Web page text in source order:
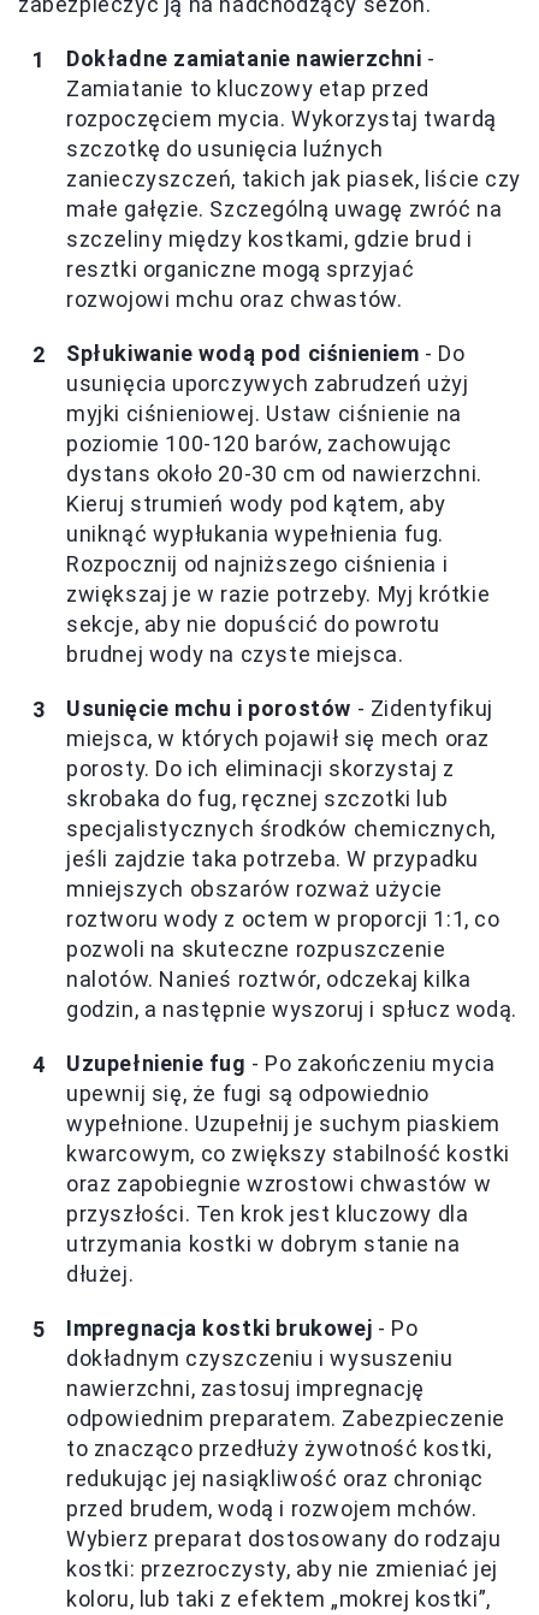
Dokładne zamiatanie nawierzchni -
Zamiatanie to kluczowy etap przed
rozpoczęciem mycia. Wykorzystaj twardą
szczotkę do usunięcia luźnych
zanieczyszczeń, takich jak piasek, liście czy
małe gałęzie. Szczególną uwagę zwróć na
szczeliny między kostkami, gdzie brud i
resztki organiczne mogą sprzyjać
rozwojowi mchu oraz chwastów.
Spłukiwanie wodą pod ciśnieniem - Do
usunięcia uporczywych zabrudzeń użyj
myjki ciśnieniowej. Ustaw ciśnienie na
poziomie 100-120 barów, zachowując
dystans około 20-30 cm od nawierzchni.
Kieruj strumień wody pod kątem, aby
uniknąć wypłukania wypełnienia fug.
Rozpocznij od najniższego ciśnienia i
zwiększaj je w razie potrzeby. Myj krótkie
sekcje, aby nie dopuścić do powrotu
brudnej wody na czyste miejsca.
Usunięcie mchu i porostów - Zidentyfikuj
miejsca, w których pojawił się mech oraz
porosty. Do ich eliminacji skorzystaj z
skrobaka do fug, ręcznej szczotki lub
specjalistycznych środków chemicznych,
jeśli zajdzie taka potrzeba. W przypadku
mniejszych obszarów rozważ użycie
roztworu wody z octem w proporcji 1:1, co
pozwoli na skuteczne rozpuszczenie
nalotów. Nanieś roztwór, odczekaj kilka
godzin, a następnie wyszoruj i spłucz wodą.
Uzupełnienie fug - Po zakończeniu mycia
upewnij się, że fugi są odpowiednio
wypełnione. Uzupełnij je suchym piaskiem
kwarcowym, co zwiększy stabilność kostki
oraz zapobiegnie wzrostowi chwastów w
przyszłości. Ten krok jest kluczowy dla
utrzymania kostki w dobrym stanie na
dłużej.
Impregnacja kostki brukowej - Po
dokładnym czyszczeniu i wysuszeniu
nawierzchni, zastosuj impregnację
odpowiednim preparatem. Zabezpieczenie
to znacząco przedłuży żywotność kostki,
redukując jej nasiąkliwość oraz chroniąc
przed brudem, wodą i rozwojem mchów.
Wybierz preparat dostosowany do rodzaju
kostki: przezroczysty, aby nie zmieniać jej
koloru, lub taki z efektem „mokrej kostki”,